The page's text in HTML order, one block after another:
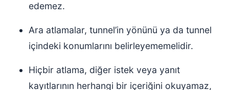
edemez.
Ara atlamalar, tunnel’in yönünü ya da tunnel
içindeki konumlarını belirleyememelidir.
Hiçbir atlama, diğer istek veya yanıt
kayıtlarının herhangi bir içeriğini okuyamaz,